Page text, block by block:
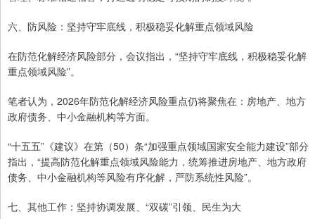
六、防风险：坚持守牢底线，积极稳妥化解重点领域风险
在防范化解经济风险部分，会议指出，“坚持守牢底线，积极稳妥化解
重点领域风险”。
笔者认为，2026年防范化解经济风险重点仍将聚焦在：房地产、地方
政府债务、中小金融机构等方面。
“十五五”《建议》在第（50）条“加强重点领域国家安全能力建设”部分
指出，“提高防范化解重点领域风险能力，统筹推进房地产、地方政府
债务、中小金融机构等风险有序化解，严防系统性风险”。
七、其他工作：坚持协调发展、“双碳”引领、民生为大